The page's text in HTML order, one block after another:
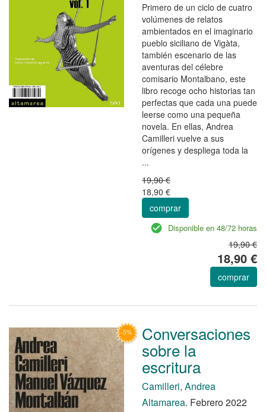
Primero de un ciclo de cuatro
volúmenes de relatos
ambientados en el imaginario
pueblo siciliano de Vigàta,
también escenario de las
aventuras del célebre
comisario Montalbano, este
libro recoge ocho historias tan
perfectas que cada una puede
leerse como una pequeña
novela. En ellas, Andrea
Camilleri vuelve a sus
orígenes y despliega toda la
...
19,90 €
18,90 €
comprar
Disponible en 48/72 horas
19,90 €
18,90 €
comprar
Conversaciones
sobre la
escritura
Camilleri, Andrea
Altamarea. Febrero 2022